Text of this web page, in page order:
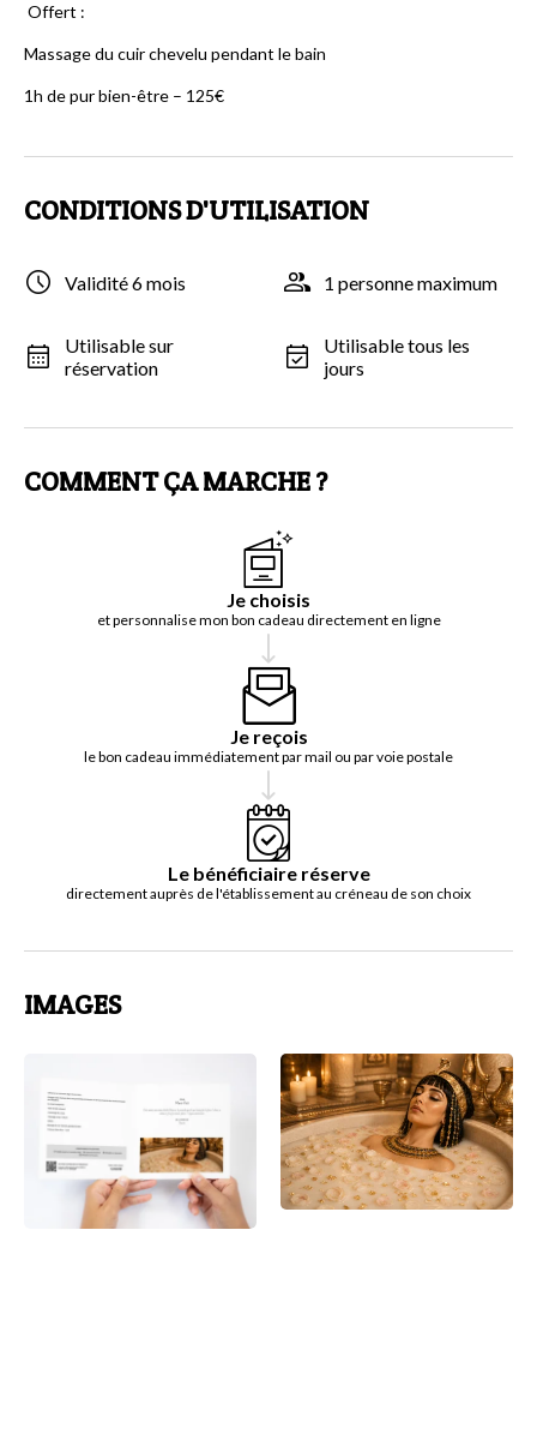
Offert :
Massage du cuir chevelu pendant le bain
1h de pur bien-être – 125€
CONDITIONS D'UTILISATION
Validité 6 mois 1 personne maximum
Utilisable sur
réservation
Utilisable tous les
jours
COMMENT ÇA MARCHE ?
Je choisis
et personnalise mon bon cadeau directement en ligne
Je reçois
le bon cadeau immédiatement par mail ou par voie postale
Le bénéficiaire réserve
directement auprès de l'établissement au créneau de son choix
IMAGES